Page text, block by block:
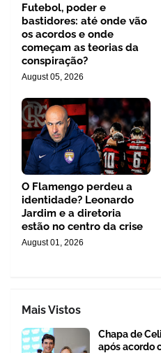
Futebol, poder e
bastidores: até onde vão
os acordos e onde
começam as teorias da
conspiração?
August 05, 2026
O Flamengo perdeu a
identidade? Leonardo
Jardim e a diretoria
estão no centro da crise
August 01, 2026
Mais Vistos
Chapa de
após acordo